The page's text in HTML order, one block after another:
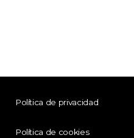
Política de privacidad
Política de cookies